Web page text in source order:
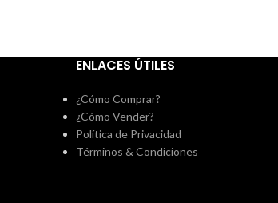
ENLACES ÚTILES
¿Cómo Comprar?
¿Cómo Vender?
Política de Privacidad
Términos & Condiciones